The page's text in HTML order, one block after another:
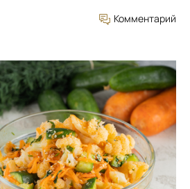
Комментарий